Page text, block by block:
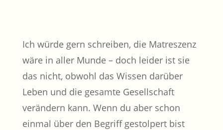
Ich würde gern schreiben, die Matreszenz
wäre in aller Munde – doch leider ist sie
das nicht, obwohl das Wissen darüber
Leben und die gesamte Gesellschaft
verändern kann. Wenn du aber schon
einmal über den Begriff gestolpert bist